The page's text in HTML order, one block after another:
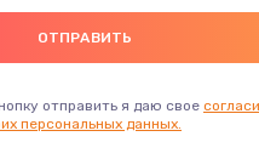
отправить я даю свое
персональных данных.